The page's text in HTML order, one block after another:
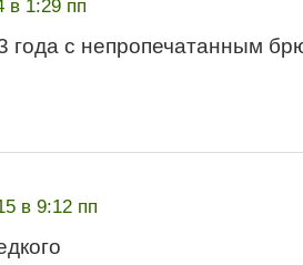
в 1:29 пп
года с непропечатанным
в 9:12 пп